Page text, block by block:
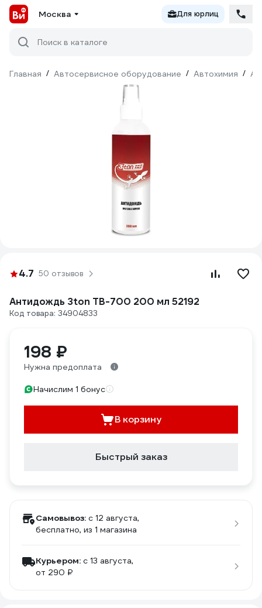
Москва Для юрлиц
Поиск в каталоге
Главная / Автосервисное оборудование / Автохимия /
4.7 50 отзывов
Антидождь 3ton ТВ-700 200 мл 52192
Код товара: 34904833
198 ₽
Нужна предоплата
Начислим 1 бонус
В корзину
Быстрый заказ
Самовывоз: c 12 августа,
бесплатно, из 1 магазина
Курьером: c 13 августа,
от 290 ₽